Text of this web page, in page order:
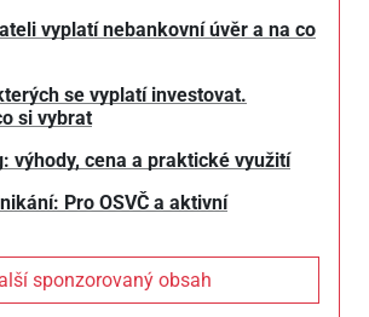
vyplatí nebankovní úvěr a na co
se vyplatí investovat.
si vybrat
výhody, cena a praktické využití
Pro OSVČ a aktivní
sponzorovaný obsah